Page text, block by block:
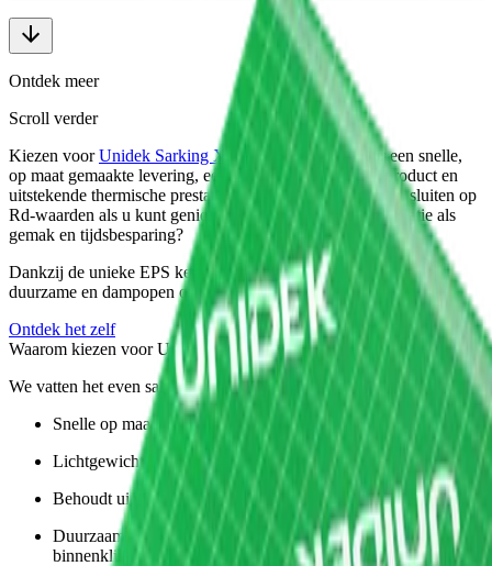
Ontdek meer
Scroll verder
Kiezen voorUnidek Sarking XL betekent kiezen voor een snelle,
op maat gemaakte levering, een makkelijk te hanteren product en
uitstekende thermische prestaties. Waarom compromissen sluiten op
Rd-waarden als u kunt genieten van zowel superieure isolatie als
gemak en tijdsbesparing?
Dankzij de unieke EPS kern biedt Unidek Sarking XL een
duurzame en dampopen oplossing voor uw sarkingdak.
Ontdek het zelf
Waarom kiezen voor Unidek Sarking XL?
We vatten het even samen:
Snelle op maat gemaakte levering
Lichtgewicht en gemakkelijk te verwerken
Behoudt uitstekende thermische prestaties
Duurzaam en dampopen ontwerp voor een gezond
binnenklimaat